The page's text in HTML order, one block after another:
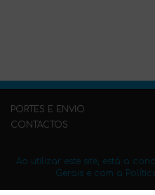
Ao utilizar este site, está a
Gerais e com a
PORTES E ENVIO
CONTACTOS
PUBLIQUE O SEU LIVRO